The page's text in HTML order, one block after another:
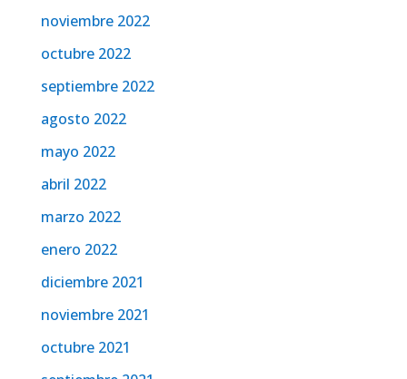
noviembre 2022
octubre 2022
septiembre 2022
agosto 2022
mayo 2022
abril 2022
marzo 2022
enero 2022
diciembre 2021
noviembre 2021
octubre 2021